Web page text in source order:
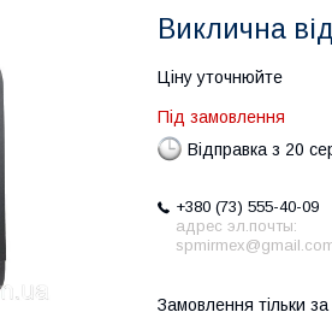
Виклична
Ціну уточнюйте
Під замовлення
Відправка з 20
+380 (73) 555-40-09
адрес эл.почты:
Замовлення тільки